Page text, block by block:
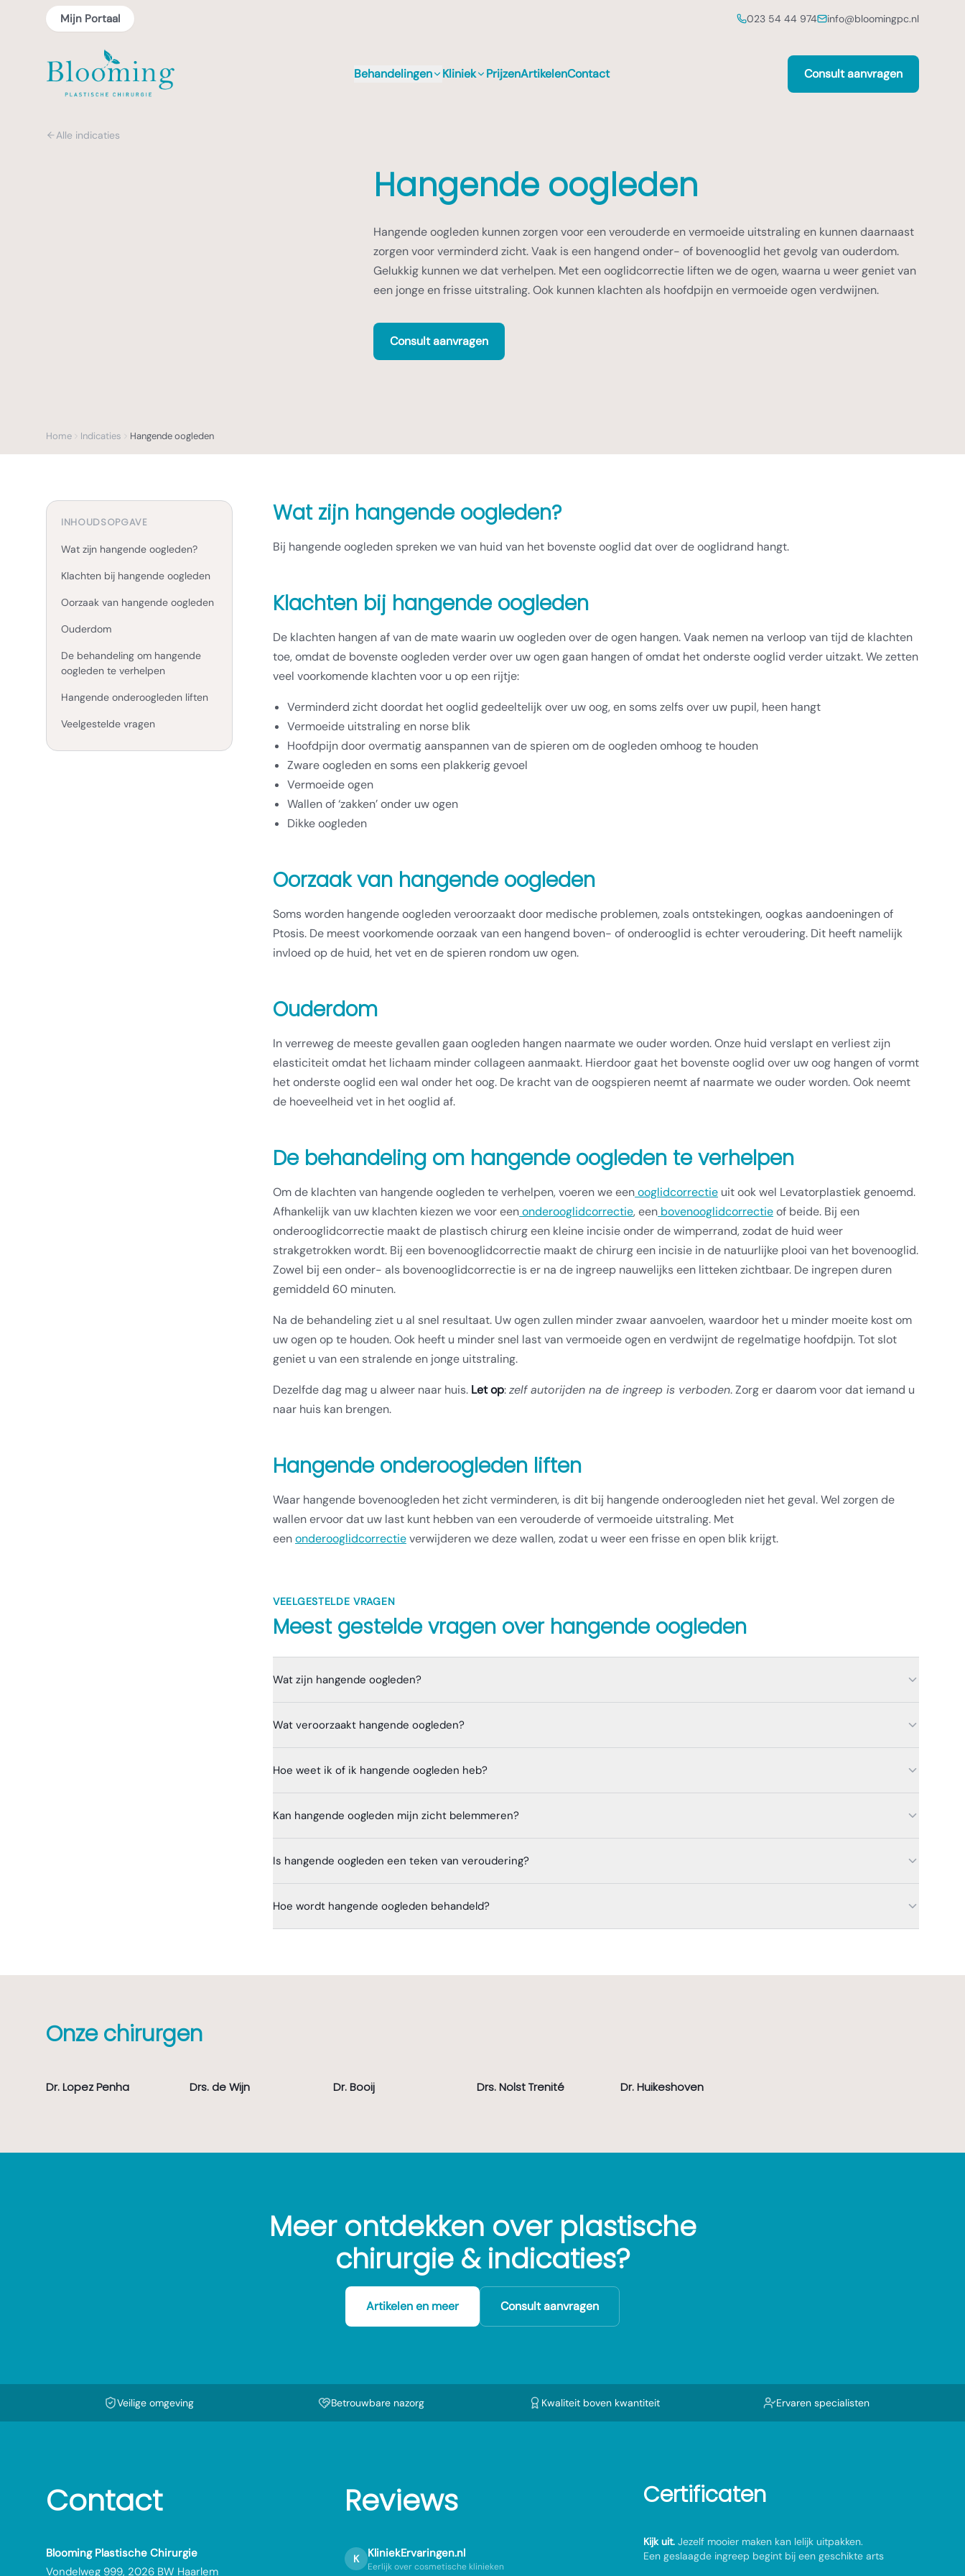
Mijn Portaal 023 54 44 974 info@bloomingpc.nl
Behandelingen Kliniek PrijzenArtikelenContact Consult aanvragen
Alle indicaties
Hangende oogleden
Hangende oogleden kunnen zorgen voor een verouderde en vermoeide uitstraling en kunnen daarnaast
zorgen voor verminderd zicht. Vaak is een hangend onder- of bovenooglid het gevolg van ouderdom.
Gelukkig kunnen we dat verhelpen. Met een ooglidcorrectie liften we de ogen, waarna u weer geniet van
een jonge en frisse uitstraling. Ook kunnen klachten als hoofdpijn en vermoeide ogen verdwijnen.
Consult aanvragen
Home Indicaties Hangende oogleden
INHOUDSOPGAVE
Wat zijn hangende oogleden?
Klachten bij hangende oogleden
Oorzaak van hangende oogleden
Ouderdom
De behandeling om hangende
oogleden te verhelpen
Hangende onderoogleden liften
Veelgestelde vragen
Wat zijn hangende oogleden?
Bij hangende oogleden spreken we van huid van het bovenste ooglid dat over de ooglidrand hangt.
Klachten bij hangende oogleden
De klachten hangen af van de mate waarin uw oogleden over de ogen hangen. Vaak nemen na verloop van tijd de klachten
toe, omdat de bovenste oogleden verder over uw ogen gaan hangen of omdat het onderste ooglid verder uitzakt. We zetten
veel voorkomende klachten voor u op een rijtje:
Verminderd zicht doordat het ooglid gedeeltelijk over uw oog, en soms zelfs over uw pupil, heen hangt
Vermoeide uitstraling en norse blik
Hoofdpijn door overmatig aanspannen van de spieren om de oogleden omhoog te houden
Zware oogleden en soms een plakkerig gevoel
Vermoeide ogen
Wallen of ‘zakken’ onder uw ogen
Dikke oogleden
Oorzaak van hangende oogleden
Soms worden hangende oogleden veroorzaakt door medische problemen, zoals ontstekingen, oogkas aandoeningen of
Ptosis. De meest voorkomende oorzaak van een hangend boven- of onderooglid is echter veroudering. Dit heeft namelijk
invloed op de huid, het vet en de spieren rondom uw ogen.
Ouderdom
In verreweg de meeste gevallen gaan oogleden hangen naarmate we ouder worden. Onze huid verslapt en verliest zijn
elasticiteit omdat het lichaam minder collageen aanmaakt. Hierdoor gaat het bovenste ooglid over uw oog hangen of vormt
het onderste ooglid een wal onder het oog. De kracht van de oogspieren neemt af naarmate we ouder worden. Ook neemt
de hoeveelheid vet in het ooglid af.
De behandeling om hangende oogleden te verhelpen
Om de klachten van hangende oogleden te verhelpen, voeren we eenooglidcorrectie uit ook wel Levatorplastiek genoemd.
Afhankelijk van uw klachten kiezen we voor eenonderooglidcorrectie, een bovenooglidcorrectieof beide. Bij een
onderooglidcorrectie maakt de plastisch chirurg een kleine incisie onder de wimperrand, zodat de huid weer
strakgetrokken wordt. Bij een bovenooglidcorrectie maakt de chirurg een incisie in de natuurlijke plooi van het bovenooglid.
Zowel bij een onder- als bovenooglidcorrectie is er na de ingreep nauwelijks een litteken zichtbaar. De ingrepen duren
gemiddeld 60 minuten.
Na de behandeling ziet u al snel resultaat. Uw ogen zullen minder zwaar aanvoelen, waardoor het u minder moeite kost om
uw ogen op te houden. Ook heeft u minder snel last van vermoeide ogen en verdwijnt de regelmatige hoofdpijn. Tot slot
geniet u van een stralende en jonge uitstraling.
Dezelfde dag mag u alweer naar huis. Let op:zelf autorijden na de ingreep is verboden. Zorg er daarom voor dat iemand u
naar huis kan brengen.
Hangende onderoogleden liften
Waar hangende bovenoogleden het zicht verminderen, is dit bij hangende onderoogleden niet het geval. Wel zorgen de
wallen ervoor dat uw last kunt hebben van een verouderde of vermoeide uitstraling. Met
eenonderooglidcorrectieverwijderen we deze wallen, zodat u weer een frisse en open blik krijgt.
VEELGESTELDE VRAGEN
Meest gestelde vragen over hangende oogleden
Wat zijn hangende oogleden?
Wat veroorzaakt hangende oogleden?
Hoe weet ik of ik hangende oogleden heb?
Kan hangende oogleden mijn zicht belemmeren?
Is hangende oogleden een teken van veroudering?
Hoe wordt hangende oogleden behandeld?
Onze chirurgen
Dr. Lopez Penha Drs. de Wijn Dr. Booij Drs. Nolst Trenité Dr. Huikeshoven
Meer ontdekken over plastische
chirurgie & indicaties?
Artikelen en meer Consult aanvragen
Veilige omgeving Betrouwbare nazorg Kwaliteit boven kwantiteit Ervaren specialisten
Contact
Blooming Plastische Chirurgie
Vondelweg 999, 2026 BW Haarlem
Reviews
K KliniekErvaringen.nl
Eerlijk over cosmetische klinieken
Certificaten
Kijk uit. Jezelf mooier maken kan lelijk uitpakken.
Een geslaagde ingreep begint bij een geschikte arts